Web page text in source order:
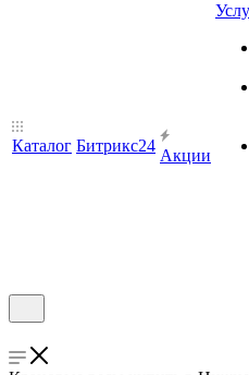
Каталог Битрикс24
Акции